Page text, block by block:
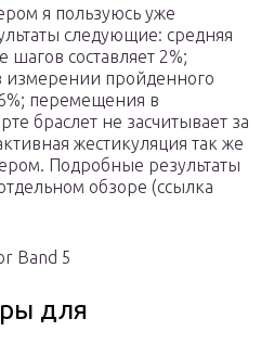
я пользуюсь уже
следующие: средняя
шагов составляет 2%;
измерении пройденного
6%; перемещения в
браслет не засчитывает за
жестикуляция так же
Подробные результаты
обзоре (ссылка
Band 5
для